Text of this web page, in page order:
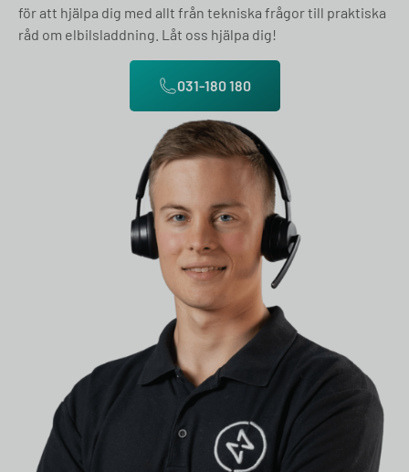
för att hjälpa dig med allt från tekniska frågor till praktiska
råd om elbilsladdning. Låt oss hjälpa dig!
031-180 180